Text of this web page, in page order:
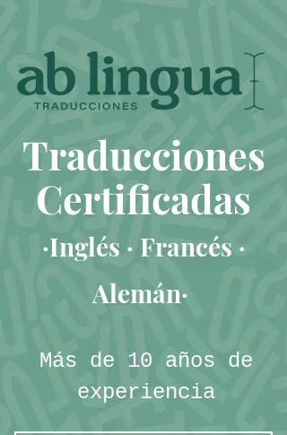
Traducciones
Certificadas
·Inglés · Francés ·
Alemán·
Más de 10 años de
experiencia